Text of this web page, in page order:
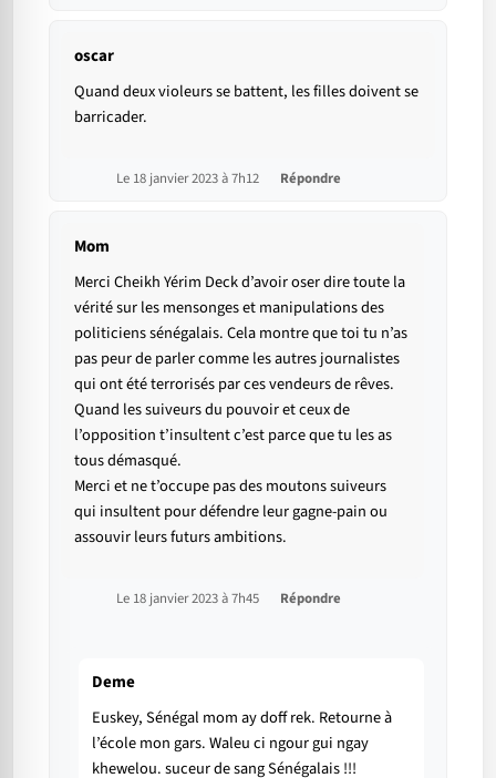
oscar
Quand deux violeurs se battent, les filles doivent se
barricader.
Le 18 janvier 2023 à 7h12 Répondre
Mom
Merci Cheikh Yérim Deck d’avoir oser dire toute la
vérité sur les mensonges et manipulations des
politiciens sénégalais. Cela montre que toi tu n’as
pas peur de parler comme les autres journalistes
qui ont été terrorisés par ces vendeurs de rêves.
Quand les suiveurs du pouvoir et ceux de
l’opposition t’insultent c’est parce que tu les as
tous démasqué.
Merci et ne t’occupe pas des moutons suiveurs
qui insultent pour défendre leur gagne-pain ou
assouvir leurs futurs ambitions.
Le 18 janvier 2023 à 7h45 Répondre
Deme
Euskey, Sénégal mom ay doff rek. Retourne à
l’école mon gars. Waleu ci ngour gui ngay
khewelou. suceur de sang Sénégalais !!!